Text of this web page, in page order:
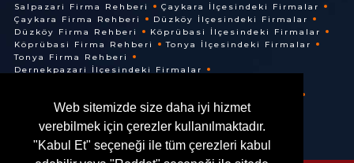
Web sitemizde size daha iyi hizmet
verebilmek için çerezler kullanılmaktadır.
"Kabul Et" seçeneği ile tüm çerezleri kabul
Salpazari Firma Rehberi
Çaykara İlçesindeki Firmalar
Çaykara Firma Rehberi
Düzköy İlçesindeki Firmalar
Düzköy Firma Rehberi
Köprübasi İlçesindeki Firmalar
Köprübasi Firma Rehberi
Tonya İlçesindeki Firmalar
Tonya Firma Rehberi
Dernekpazari İlçesindeki Firmalar
Of İlçesindeki Firmalar
Of Firma Rehberi